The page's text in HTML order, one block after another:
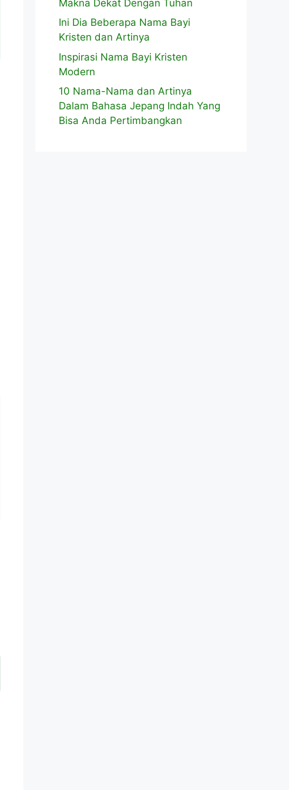
Makna Dekat Dengan Tuhan
Ini Dia Beberapa Nama Bayi
Kristen dan Artinya
Inspirasi Nama Bayi Kristen
Modern
10 Nama-Nama dan Artinya
Dalam Bahasa Jepang Indah Yang
Bisa Anda Pertimbangkan